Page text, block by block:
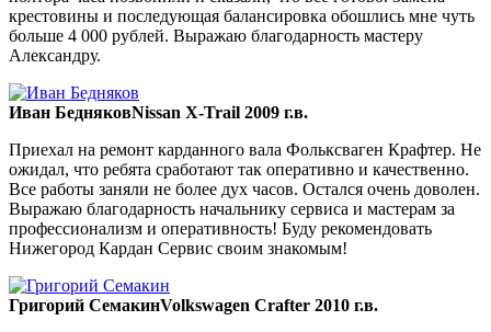
крестовины и последующая балансировка обошлись мне чуть
больше 4 000 рублей. Выражаю благодарность мастеру
Александру.
Иван БедняковNissan X-Trail 2009 г.в.
Приехал на ремонт карданного вала Фольксваген Крафтер. Не
ожидал, что ребята сработают так оперативно и качественно.
Все работы заняли не более дух часов. Остался очень доволен.
Выражаю благодарность начальнику сервиса и мастерам за
профессионализм и оперативность! Буду рекомендовать
Нижегород Кардан Сервис своим знакомым!
Григорий СемакинVolkswagen Crafter 2010 г.в.